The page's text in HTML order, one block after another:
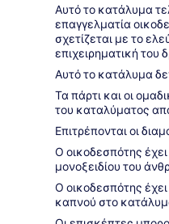
Αυτό το κατάλυμα
επαγγελματία
σχετίζεται με το
επιχειρηματική του
Αυτό το κατάλυμα
Τα πάρτι και οι
του καταλύματος
Επιτρέπονται οι
Ο οικοδεσπότης
μονοξειδίου του
Ο οικοδεσπότης
καπνού στο